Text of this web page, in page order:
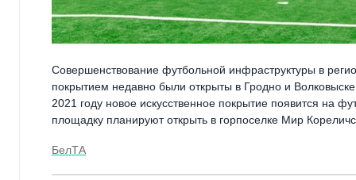
Совершенствование футбольной инфраструктуры в
покрытием недавно были открыты в Гродно и
2021 году новое искусственное покрытие появится на
площадку планируют открыть в горпоселке Мир
БелТА